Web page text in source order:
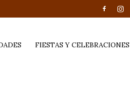
FIESTAS Y CELEBRACIONES